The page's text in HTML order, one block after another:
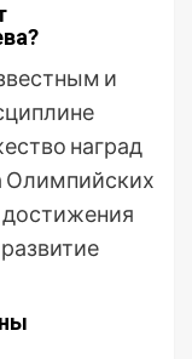
и
наград
Олимпийских
достижения